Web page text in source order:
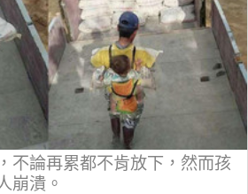
不論再累都不肯放下，然而孩
崩潰。